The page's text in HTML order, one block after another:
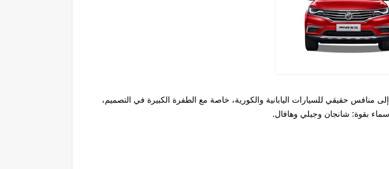
لم تعد السيارات الصينية مجرد “خيار اقتصادي” كما كان يُعتقد قبل سنوات، بل تحولت في 2026 إلى منافس حقيقي للسيارات اليابانية والكورية، خاصة مع الطفرة الكبيرة في التصميم،
شانجان وجيلي وهافال.